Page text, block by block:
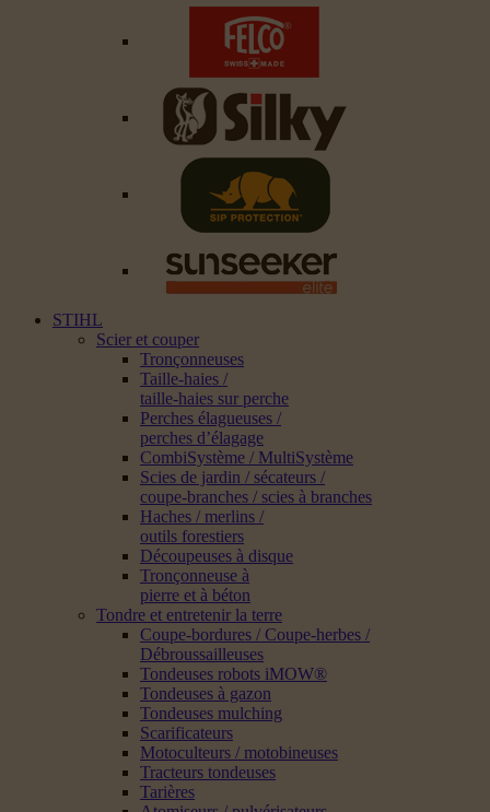
STIHL
Scier et couper
Tronçonneuses
Taille-haies /
taille-haies sur perche
Perches élagueuses /
perches d’élagage
CombiSystème / MultiSystème
Scies de jardin / sécateurs /
coupe-branches / scies à branches
Haches / merlins /
outils forestiers
Découpeuses à disque
Tronçonneuse à
pierre et à béton
Tondre et entretenir la terre
Coupe-bordures / Coupe-herbes /
Débroussailleuses
Tondeuses robots iMOW®
Tondeuses à gazon
Tondeuses mulching
Scarificateurs
Motoculteurs / motobineuses
Tracteurs tondeuses
Tarières